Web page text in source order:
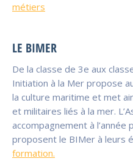
métiers
LE BIMER
De la classe de 3e aux
Initiation à la Mer propose
la culture maritime et met
et militaires liés à la mer.
accompagnement à
proposent le BIMer à leurs
formation.